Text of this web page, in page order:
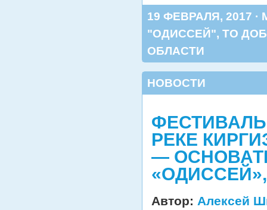
19 ФЕВРАЛЯ, 2017
"ОДИССЕЙ", ТО
ОБЛАСТИ
НОВОСТИ
РЕКЕ
—
Автор: Алексей